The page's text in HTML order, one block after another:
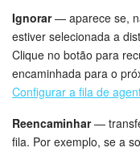
Empresa
Assinatura
Ignorar— aparece se,
estiver selecionada a
Clique no botão para
encaminhada para o
Configurar a fila de
Reencaminhar—
fila. Por exemplo, se a